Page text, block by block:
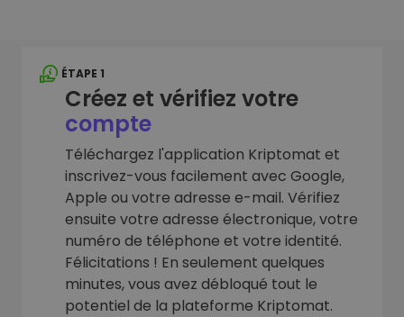
ÉTAPE 1
Créez et vérifiez votre
compte
Téléchargez l'application Kriptomat et
inscrivez-vous facilement avec Google,
Apple ou votre adresse e-mail. Vérifiez
ensuite votre adresse électronique, votre
numéro de téléphone et votre identité.
Félicitations ! En seulement quelques
minutes, vous avez débloqué tout le
potentiel de la plateforme Kriptomat.